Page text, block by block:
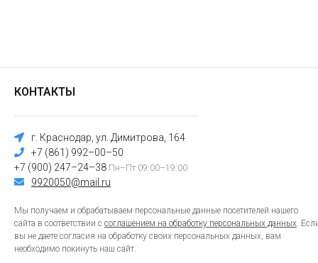
КОНТАКТЫ
г. Краснодар, ул. Димитрова, 164
+7 (861) 992–00–50
+7 (900) 247–24–38 Пн–Пт 09:00–19:00
9920050@mail.ru
Мы получаем и обрабатываем персональные данные посетителей нашего
сайта в соответствии с соглашением на обработку персональных данных.
вы не даете согласия на обработку своих персональных данных, вам
необходимо покинуть наш сайт.